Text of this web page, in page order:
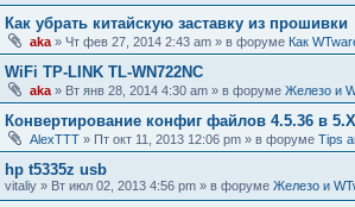
Как убрать китайскую заставку из прошивки
aka » Чт фев 27, 2014 2:43 am » в форуме Как
WiFi TP-LINK TL-WN722NC
aka » Вт янв 28, 2014 4:30 am » в форуме Железо и
Конвертирование конфиг файлов 4.5.36 в
AlexTTT » Пт окт 11, 2013 12:06 pm » в форуме Tips
hp t5335z usb
vitaliy » Вт июл 02, 2013 4:56 pm » в форуме Железо и